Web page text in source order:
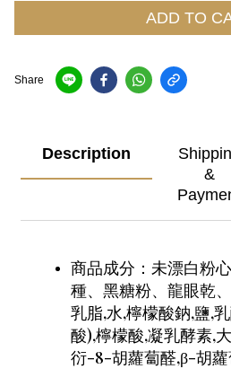
ADD TO
Share
Description
&
商品成分：未漂白粉
種、黑糖粉、龍眼乾
乳脂,水,檸檬酸鈉,鹽,
酸),檸檬酸,凝乳酵素,
衍-8-胡蘿蔔醛,β-胡